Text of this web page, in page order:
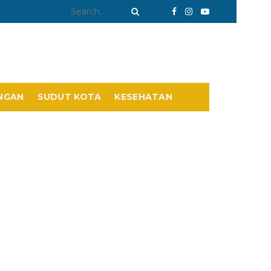
SUDUT KOTA KESEHATAN